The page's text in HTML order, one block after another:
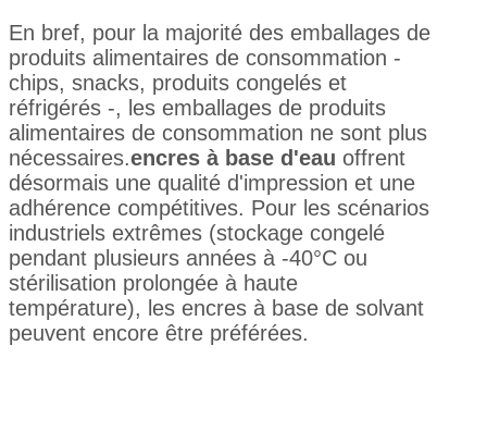
En bref, pour la majorité des emballages de
produits alimentaires de consommation -
chips, snacks, produits congelés et
réfrigérés -, les emballages de produits
alimentaires de consommation ne sont plus
nécessaires.encres à base d'eau offrent
désormais une qualité d'impression et une
adhérence compétitives. Pour les scénarios
industriels extrêmes (stockage congelé
pendant plusieurs années à -40°C ou
stérilisation prolongée à haute
température), les encres à base de solvant
peuvent encore être préférées.